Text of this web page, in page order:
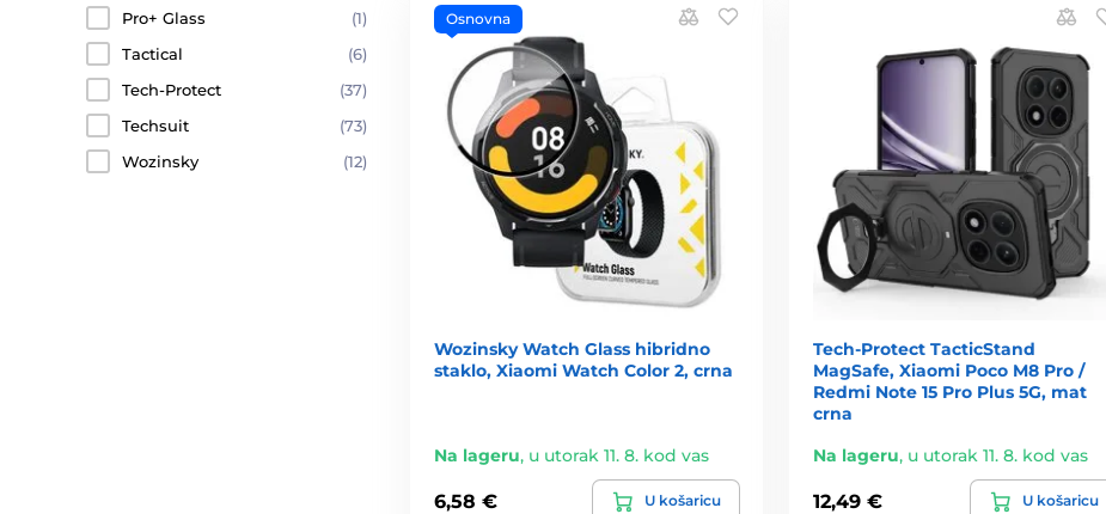
Pro+ Glass
(1)
Tactical
(6)
Tech-Protect
(37)
Techsuit
(73)
Wozinsky
(12)
Osnovna
Wozinsky Watch Glass hibridno
staklo, Xiaomi Watch Color 2, crna
Na lageru, u utorak 11. 8. kod vas
6,58 € U košaricu
Tech-Protect TacticStand
MagSafe, Xiaomi Poco M8 Pro /
Redmi Note 15 Pro Plus 5G, mat
crna
Na lageru, u utorak 11. 8. kod vas
12,49 € U košaricu